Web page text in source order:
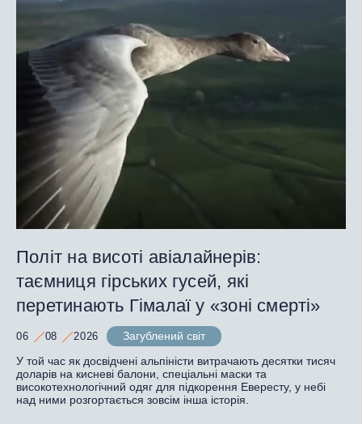
Політ на висоті авіалайнерів:
таємниця гірських гусей, які
перетинають Гімалаї у «зоні смерті»
06 08 2026
Загублений світ
У той час як досвідчені альпіністи витрачають десятки тисяч
доларів на кисневі балони, спеціальні маски та
високотехнологічний одяг для підкорення Евересту, у небі
над ними розгортається зовсім інша історія.